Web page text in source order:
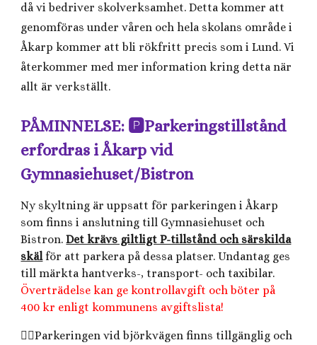
då vi bedriver skolverksamhet. Detta kommer att
genomföras under våren och hela skolans område i
Åkarp kommer att bli rökfritt precis som i Lund. Vi
återkommer med mer information kring detta när
allt är verkställt.
PÅMINNELSE: 🅿️Parkeringstillstånd
erfordras i Åkarp vid
Gymnasiehuset/Bistron
Ny skyltning är uppsatt för parkeringen i Åkarp
som finns i anslutning till Gymnasiehuset och
Bistron.Det krävs giltligt P-tillstånd och särskilda
skälför att parkera på dessa platser. Undantag ges
till märkta hantverks-, transport- och taxibilar.
Överträdelse kan ge kontrollavgift och böter på
400 kr enligt kommunens avgiftslista!
👍🏻Parkeringen vid björkvägen finns tillgänglig och